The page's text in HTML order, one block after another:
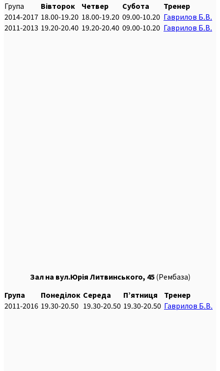
Група
Вівторок Четвер Субота
Тренер
2014-2017 18.00-19.20 18.00-19.20 09.00-10.20 Гаврилов Б.В.
2011-2013 19.20-20.40 19.20-20.40 09.00-10.20 Гаврилов Б.В.
Зал на вул.Юрія Литвинського, 45(Рембаза)
Група
Понеділок Середа П’ятниця
Тренер
2011-2016 19.30-20.50 19.30-20.50 19.30-20.50 Гаврилов Б.В.